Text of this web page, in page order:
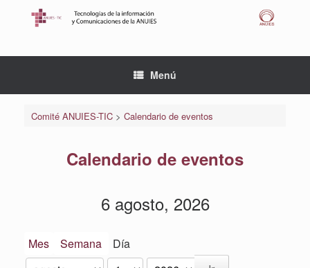
Menú
Comité ANUIES-TIC> Calendario de eventos
Calendario de eventos
6 agosto, 2026
Mes Semana Día